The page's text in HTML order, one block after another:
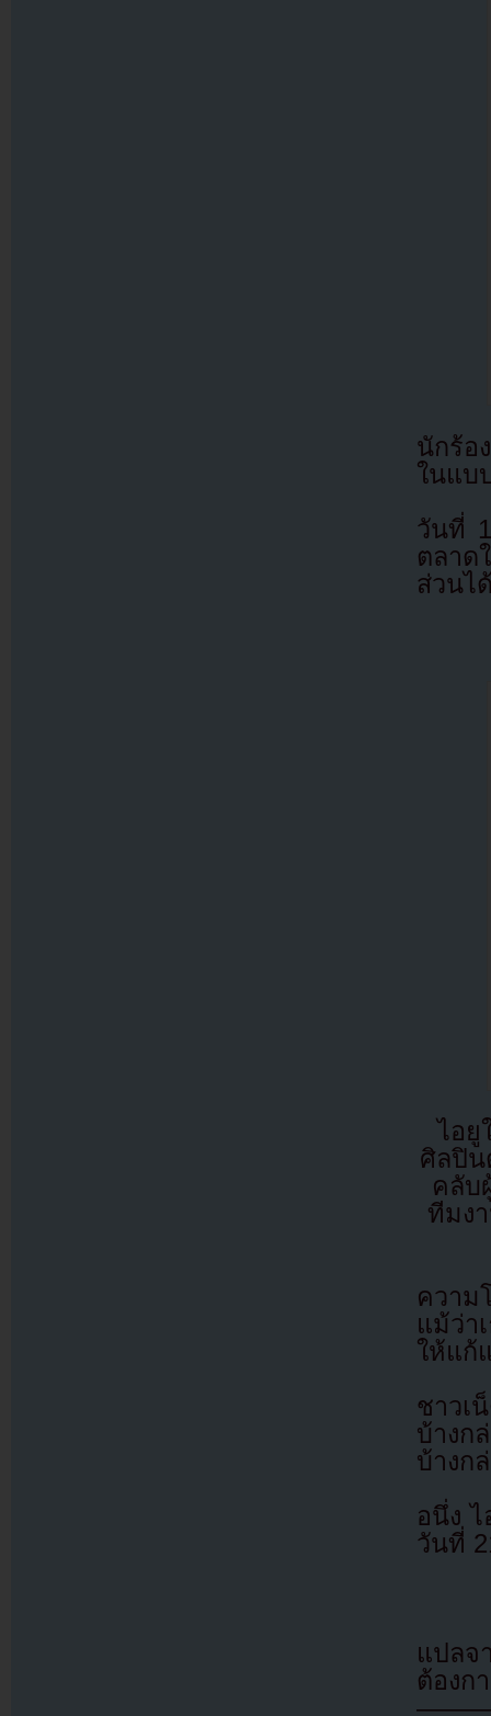
นักร้อ
ในแบ
วันที่
ตลา
ส่วนไ
ไอยู
ศิลปิน
คลับ
ทีมง
ความ
แม้ว่า
ให้แก้
ชาวเ
บ้างก
บ้างก
อนึ่ง
วันที่
แปล
ต้องก